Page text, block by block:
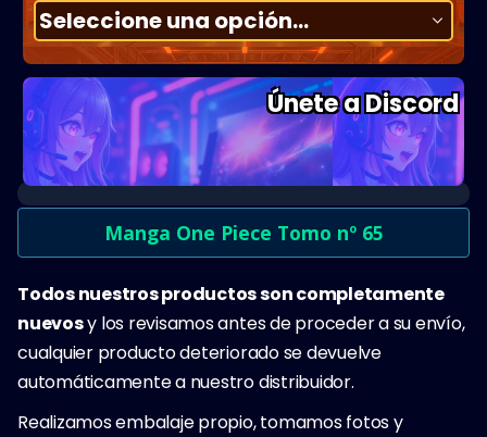
Únete a Discord
Manga One Piece Tomo nº 65
Todos nuestros productos son completamente
nuevosy los revisamos antes de proceder a su envío,
cualquier producto deteriorado se devuelve
automáticamente a nuestro distribuidor.
Realizamos embalaje propio, tomamos fotos y